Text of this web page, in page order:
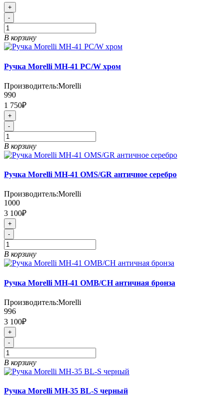
+
-
В корзину
Ручка Morelli MH-41 PC/W хром
Производитель:Morelli
990
1 750₽
+
-
В корзину
Ручка Morelli MH-41 OMS/GR античное серебро
Производитель:Morelli
1000
3 100₽
+
-
В корзину
Ручка Morelli MH-41 OMB/CH античная бронза
Производитель:Morelli
996
3 100₽
+
-
В корзину
Ручка Morelli MH-35 BL-S черный